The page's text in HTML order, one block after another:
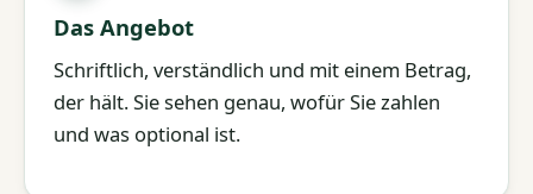
Das Angebot
Schriftlich, verständlich und mit einem Betrag,
der hält. Sie sehen genau, wofür Sie zahlen
und was optional ist.